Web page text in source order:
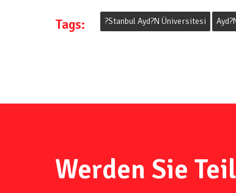
Tags: ?stanbul Ayd?n Üniversitesi
Werden Sie